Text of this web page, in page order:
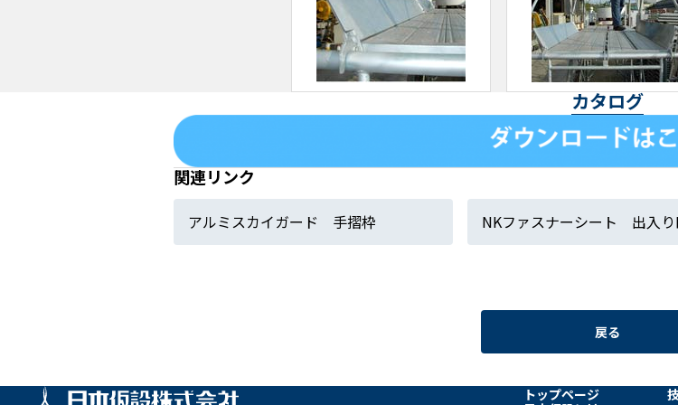
カタログ
関連リンク
アルミスカイガード 手摺枠 NKファスナーシート 出入り
戻る
トップページ